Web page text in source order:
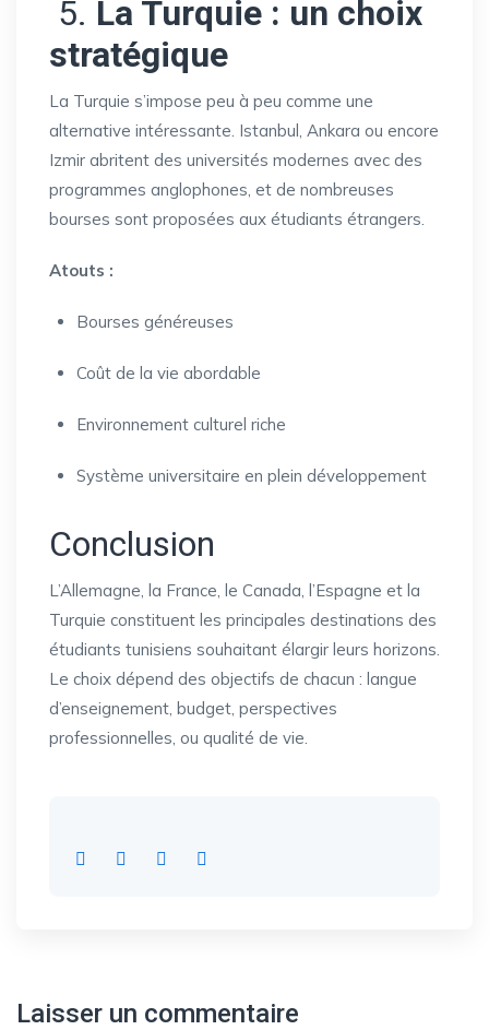
5. La Turquie : un choix
stratégique
La Turquie s’impose peu à peu comme une
alternative intéressante. Istanbul, Ankara ou encore
Izmir abritent des universités modernes avec des
programmes anglophones, et de nombreuses
bourses sont proposées aux étudiants étrangers.
Atouts :
Bourses généreuses
Coût de la vie abordable
Environnement culturel riche
Système universitaire en plein développement
Conclusion
L’Allemagne, la France, le Canada, l’Espagne et la
Turquie constituent les principales destinations des
étudiants tunisiens souhaitant élargir leurs horizons.
Le choix dépend des objectifs de chacun : langue
d’enseignement, budget, perspectives
professionnelles, ou qualité de vie.
Laisser un commentaire